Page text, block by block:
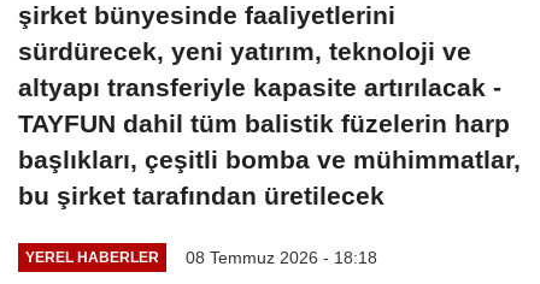
şirket bünyesinde faaliyetlerini
sürdürecek, yeni yatırım, teknoloji ve
altyapı transferiyle kapasite artırılacak -
TAYFUN dahil tüm balistik füzelerin harp
başlıkları, çeşitli bomba ve mühimmatlar,
bu şirket tarafından üretilecek
YEREL HABERLER 08 Temmuz 2026 - 18:18